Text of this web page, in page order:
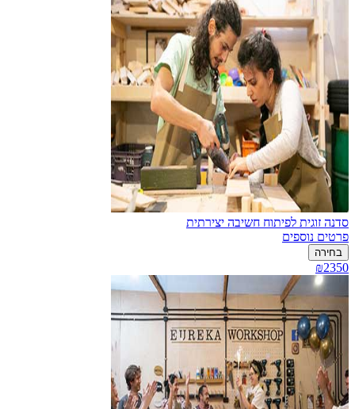
סדנה זוגית לפיתוח חשיבה יצירתית
פרטים נוספים
בחירה
₪2350